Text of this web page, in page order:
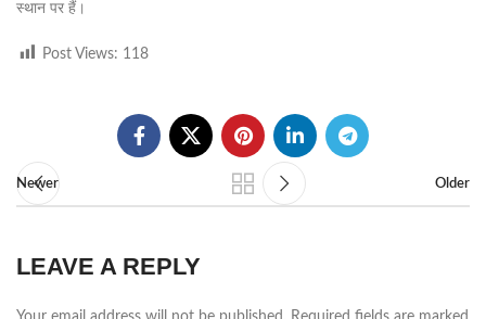
स्थान पर हैं।
Post Views: 118
Newer Older
LEAVE A REPLY